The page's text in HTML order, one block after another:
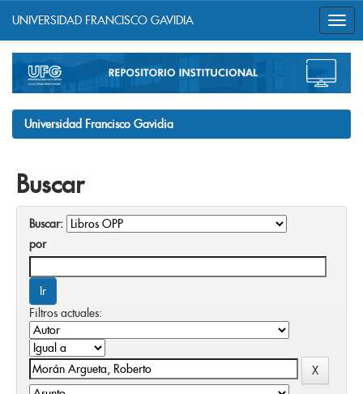
navigation
UNIVERSIDAD FRANCISCO GAVIDIA
Universidad Francisco Gavidia
Buscar
Buscar:
por
Filtros actuales: